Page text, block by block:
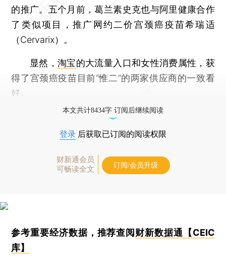
的推广。五个月前，葛兰素史克也与阿里健康合作
了类似项目，推广网约二价宫颈癌疫苗希瑞适
（Cervarix）。
显然，淘宝的大流量入口和女性消费属性，获
得了宫颈癌疫苗目前“惟二”的两家供应商的一致看
好。
本文共计8434字 订阅后继续阅读
登录 后获取已订阅的阅读权限
财新通会员
可畅读全文
订阅/会员升级
参考重要经济数据，推荐查阅财新数据通【CEIC
库】